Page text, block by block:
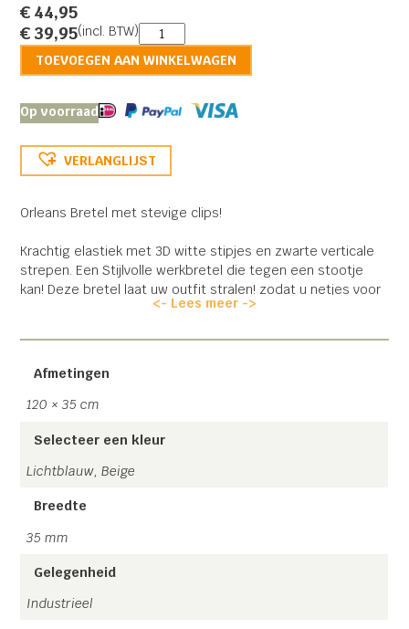
€44,95
€39,95(incl. BTW) Orleans
Bretel
aantal
TOEVOEGEN AAN WINKELWAGEN
Op voorraad
VERLANGLIJST
Orleans Bretel met stevige clips!
Krachtig elastiek met 3D witte stipjes en zwarte verticale
strepen. Een Stijlvolle werkbretel die tegen een stootje
kan! Deze bretel laat uw outfit stralen! zodat u netjes voor
de dag kan komen, maar ook comfortabel uw
achterstukje.
Let op: Al onze 4clips modellen zijn voorzien van een
<- Lees meer ->
Afmetingen
120 × 35 cm
Selecteer een kleur
Lichtblauw, Beige
Breedte
35 mm
Gelegenheid
Industrieel